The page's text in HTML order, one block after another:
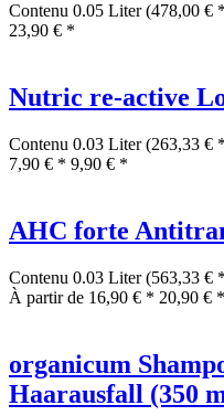
Contenu 0.05 Liter(478,00 €
23,90 € *
Nutric re-active
Contenu 0.03 Liter(263,33 €
7,90 € * 9,90 € *
AHC forte
Contenu 0.03 Liter(563,33 €
À partir de 16,90 € * 20,90 € *
organicum
Haarausfall (350